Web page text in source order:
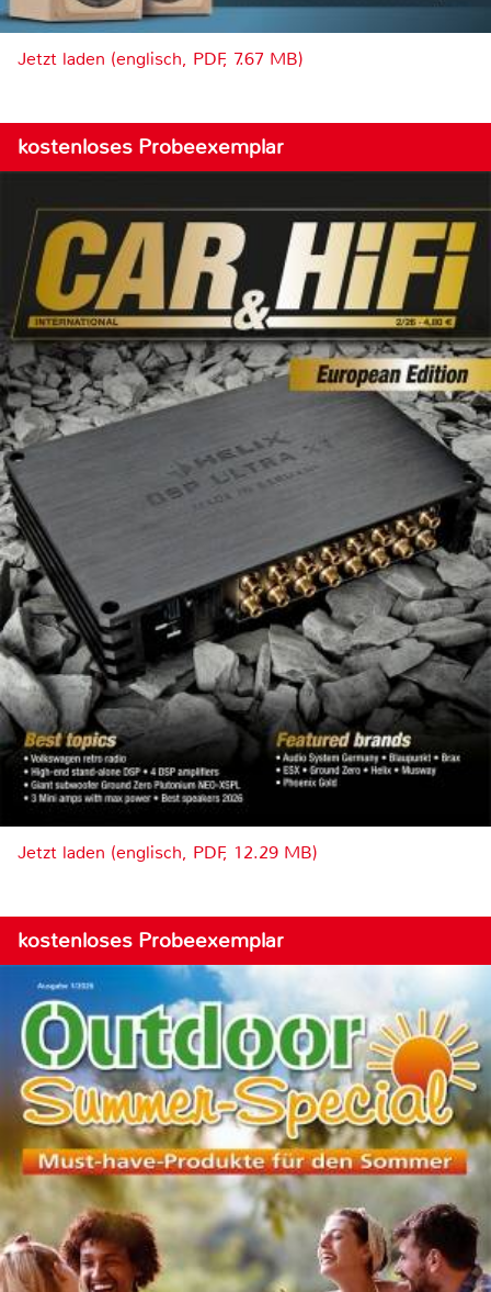
Jetzt laden (englisch, PDF, 7.67 MB)
kostenloses Probeexemplar
Jetzt laden (englisch, PDF, 12.29 MB)
kostenloses Probeexemplar